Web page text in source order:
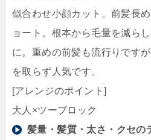
似合わせ小顔カット。前髪長
ョート。根本から毛量を減ら
に。重めの前髪も流行りです
を取らず人気です。
[アレンジのポイント]
大人×ツーブロック
髪量・髪質・太さ・クセの